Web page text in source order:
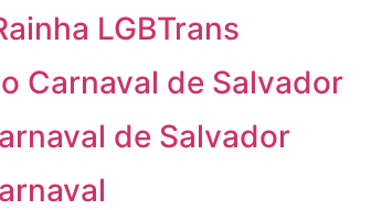
LGBTrans
Carnaval de Salvador
de Salvador